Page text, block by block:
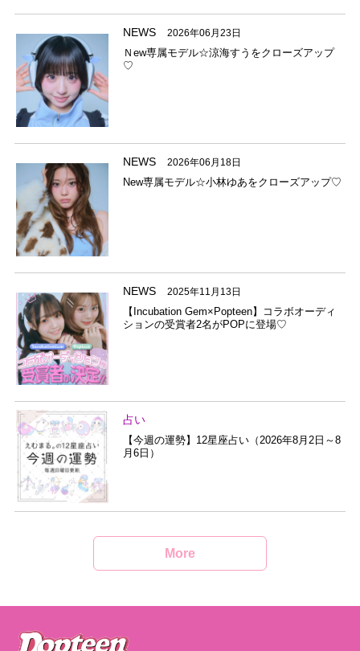
NEWS 2026年06月23日
Ｎew専属モデル☆涼海すうをクローズアップ
♡
NEWS 2026年06月18日
New専属モデル☆小林ゆあをクローズアップ♡
NEWS 2025年11月13日
【Incubation Gem×Popteen】コラボオーディ
ションの受賞者2名がPOPに登場♡
占い
【今週の運勢】12星座占い（2026年8月2日～8
月6日）
More